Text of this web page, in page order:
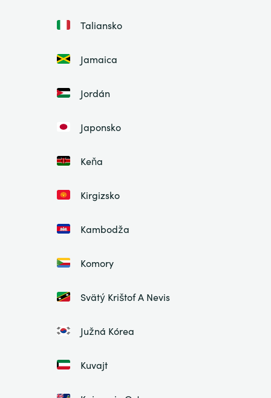
Taliansko
Jamaica
Jordán
Japonsko
Keňa
Kirgizsko
Kambodža
Komory
Svätý Krištof A Nevis
Južná Kórea
Kuvajt